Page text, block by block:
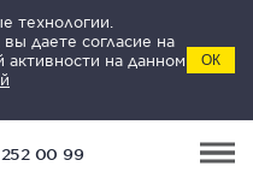
технологии.
даете согласие на
на данном
ОК
00 99